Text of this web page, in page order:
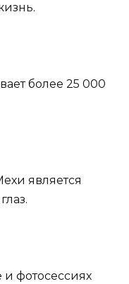
более 25 000
является
и фотосессиях